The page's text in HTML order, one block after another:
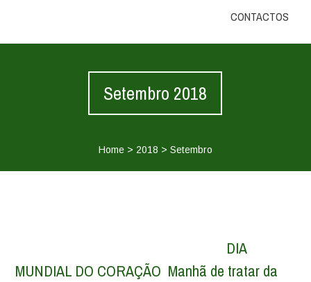
CONTACTOS
Setembro 2018
Home> 2018 > Setembro
️️️ DIA
MUNDIAL DO CORAÇÃO ️️️ Manhã de tratar da